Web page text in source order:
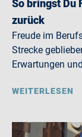
So bringst Du
zurück
Freude im
Strecke
Erwartungen
WEITERLESEN